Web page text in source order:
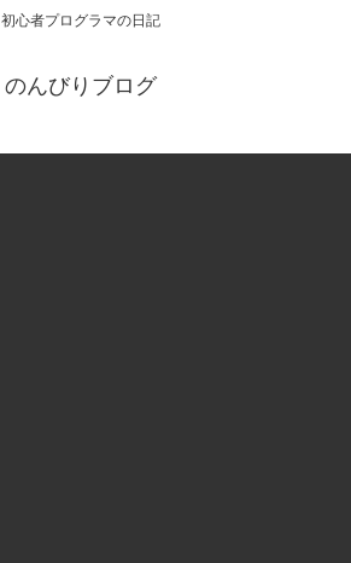
初心者プログラマの日記
のんびりブログ